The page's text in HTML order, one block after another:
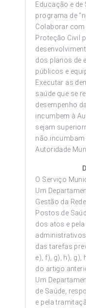
Educação e de
programa de
Colaborar
Proteção Civil
dos planos de
públicos e
Executar as
saúde que se
desempenho
incumbem à
sejam
não
Autoridade
O Serviço
Um
Gestão da
Postos de
dos atos e
das tarefas
e), f), g), h), g),
do artigo
Um
de Saúde,
e pela